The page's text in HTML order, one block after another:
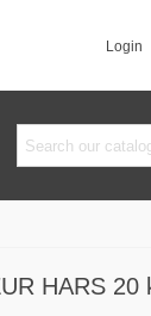
Login
HARS 20